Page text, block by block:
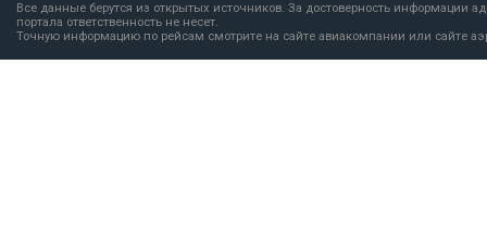
Все данные берутся из открытых источников. За достоверность информации
портала ответственность не несет.
Точную информацию по рейсам смотрите на сайте авиакомпании или сайте